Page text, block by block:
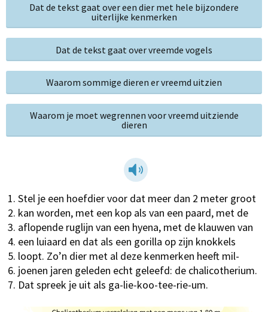
Dat de tekst gaat over een dier met hele bijzondere
uiterlijke kenmerken
Dat de tekst gaat over vreemde vogels
Waarom sommige dieren er vreemd uitzien
Waarom je moet wegrennen voor vreemd uitziende
dieren
Stel je een hoefdier voor dat meer dan 2 meter groot
kan worden, met een kop als van een paard, met de
aflopende ruglijn van een hyena, met de klauwen van
een luiaard en dat als een gorilla op zijn knokkels
loopt. Zo’n dier met al deze kenmerken heeft mil-
joenen jaren geleden echt geleefd: de chalicotherium.
Dat spreek je uit als ga-lie-koo-tee-rie-um.